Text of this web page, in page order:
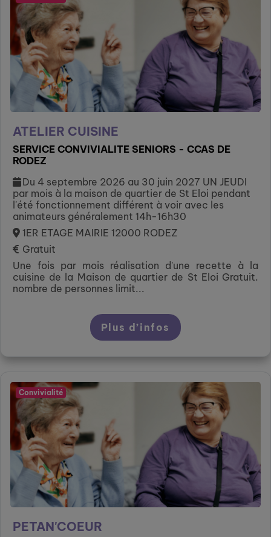
ATELIER CUISINE
SERVICE CONVIVIALITE SENIORS - CCAS DE
RODEZ
Du 4 septembre 2026 au 30 juin 2027 UN JEUDI
par mois à la maison de quartier de St Eloi pendant
l'été fonctionnement différent à voir avec les
animateurs généralement 14h-16h30
1ER ETAGE MAIRIE 12000 RODEZ
Gratuit
Une fois par mois réalisation d'une recette à la
cuisine de la Maison de quartier de St Eloi Gratuit.
nombre de personnes limit...
Plus d’infos
Convivialité
PETAN'COEUR